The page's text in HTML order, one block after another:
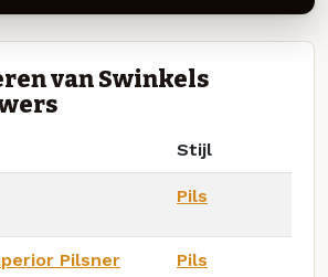
van Swinkels
Stijl
Pils
Pilsner Pils